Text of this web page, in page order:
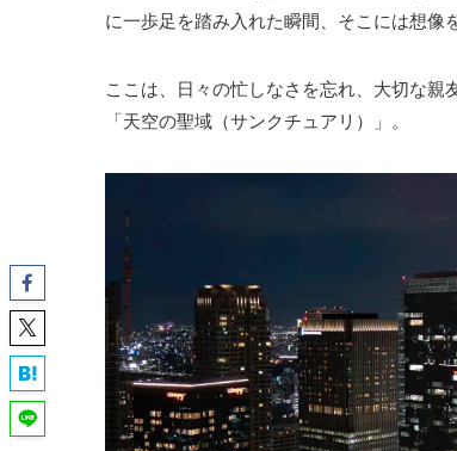
に一歩足を踏み入れた瞬間、そこには想像
ここは、日々の忙しなさを忘れ、大切な
「天空の聖域（サンクチュアリ）」。